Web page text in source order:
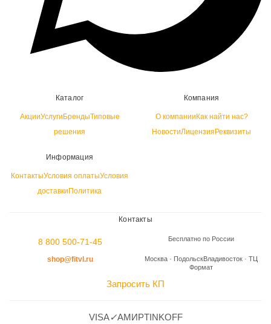
Каталог
АкцииУслуги БрендыТиповые
решения
Компания
О компании Как найти нас?
НовостиЛицензия Реквизиты
Информация
КонтактыУсловия оплатыУсловия
доставки Политика
Контакты
8 800 500-71-45 Бесплатно по России
shop@fitvl.ru Москва · ПодольскВладивосток · ТЦ
Формат
Запросить КП
VISA✓AМИРTINKOFF